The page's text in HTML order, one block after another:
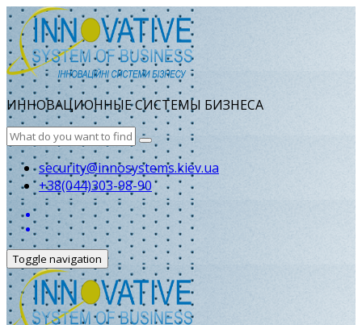
ИННОВАЦИОННЫЕ СИСТЕМЫ БИЗНЕСА
security@innosystems.kiev.ua
+38(044)303-98-90
Toggle navigation